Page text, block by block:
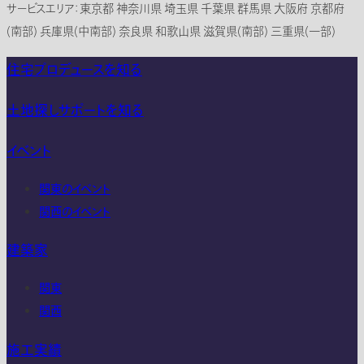
サービスエリア：東京都 神奈川県 埼玉県 千葉県 群馬県 大阪府 京都府
(南部) 兵庫県(中南部) 奈良県 和歌山県 滋賀県(南部) 三重県(一部)
住宅プロデュースを知る
土地探しサポートを知る
イベント
関東のイベント
関西のイベント
建築家
関東
関西
施工実績